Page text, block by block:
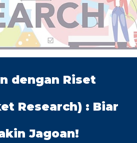
dengan Riset
Research) : Biar
Jagoan!